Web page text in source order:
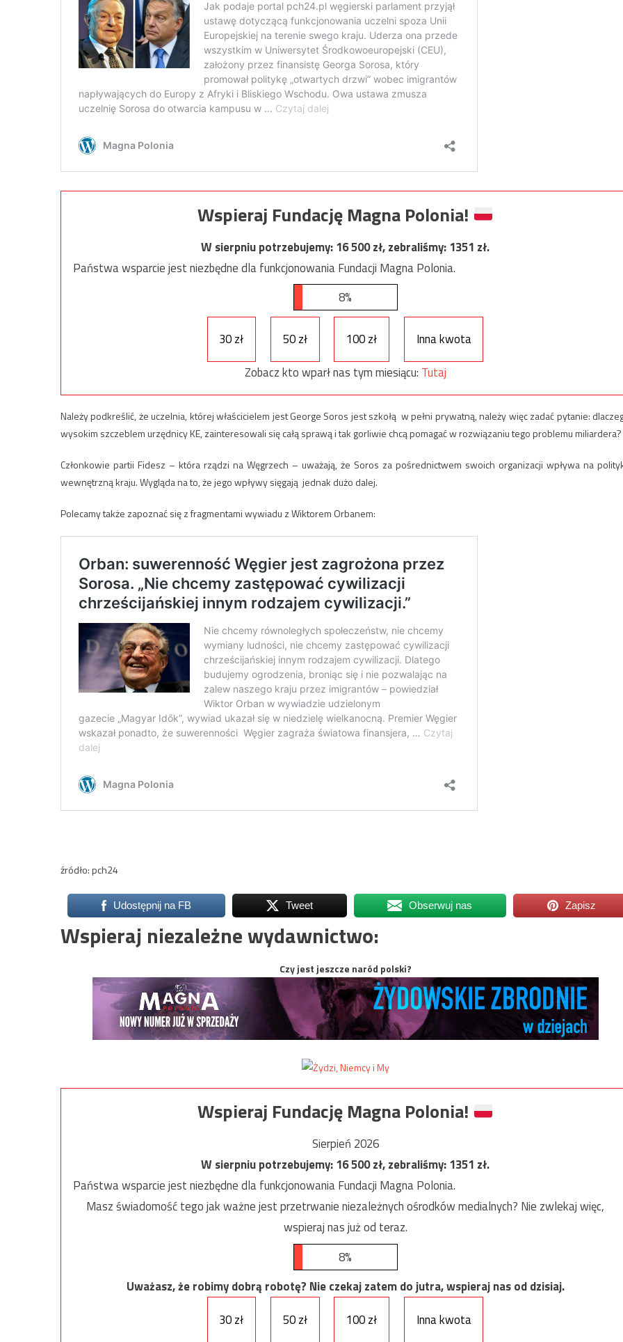
Wspieraj Fundację Magna Polonia!
W sierpniu potrzebujemy:16 500zł, zebraliśmy:1351 zł.
Państwa wsparcie jest niezbędne dla funkcjonowania Fundacji Magna Polonia.
8%
30 zł 50 zł 100 zł
Inna kwota
Zobacz kto wparł nas tym miesiącu: Tutaj
Należy podkreślić, że uczelnia, której właścicielem jest George Soros jest szkołą w pełni prywatną, należy więc zadać pytanie:
wysokim szczeblem urzędnicy KE, zainteresowali się całą sprawą i tak gorliwie chcą pomagać w rozwiązaniu tego problemu miliardera?
Członkowie partii Fidesz – która rządzi na Węgrzech – uważają, że Soros za pośrednictwem swoich organizacji wpływa na
wewnętrzną kraju. Wygląda na to, że jego wpływy sięgają jednak dużo dalej.
Polecamy także zapoznać się z fragmentami wywiadu z Wiktorem Orbanem:
źródło: pch24
Udostępnij na FB Tweet Obserwuj nas Zapisz
Wspieraj niezależne wydawnictwo:
Czy jest jeszcze naród polski?
Wspieraj Fundację Magna Polonia!
Sierpień 2026
W sierpniu potrzebujemy:16 500zł, zebraliśmy:1351 zł.
Państwa wsparcie jest niezbędne dla funkcjonowania Fundacji Magna Polonia.
Masz świadomość tego jak ważne jest przetrwanie niezależnych ośrodków medialnych? Nie zwlekaj więc,
wspieraj nas już od teraz.
8%
Uważasz, że robimy dobrą robotę? Nie czekaj zatem do jutra, wspieraj nas od dzisiaj.
30 zł
50 zł 100 zł Inna kwota